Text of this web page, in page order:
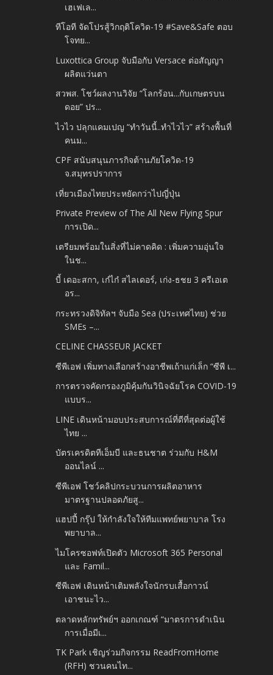
เฮเฟเล...
ทีโอที จัดโปรสู้วิกฤติโควิด-19 #Save&Safe ตอบ
โจทย...
Luxottica Group จับมือกับ Versace ต่อสัญญา
ผลิตแว่นตา
สวพส. โชว์ผลงานวิจัย “โลกร้อน...กับเกษตรบน
ดอย” ปร...
ไวไว ปลุกแคมเปญ “ทำวันนี้..ทำไวไว” สร้างพื้นที่
คนม...
CPF สนับสนุนภารกิจต้านภัยโควิด-19
จ.สมุทรปราการ
เที่ยวเมืองไทยประหยัดกว่าไปญี่ปุ่น
Private Preview of The All New Flying Spur
การเปิด...
เตรียมพร้อมในสิ่งที่ไม่คาดคิด : เพิ่มความอุ่นใจ
ในช...
บี้ เดอะสกา, เก๋ไก๋ สไลเดอร์, เก่ง-ธชย 3 ครีเอเต
อร...
กระทรวงดิจิทัลฯ จับมือ Sea (ประเทศไทย) ช่วย
SMEs –...
CELINE CHASSEUR JACKET
ซีพีเอฟ เพิ่มทางเลือกสร้างอาชีพเถ้าแก่เล็ก “ซีพี เ...
การตรวจคัดกรองภูมิคุ้มกันวินิจฉัยโรค COVID-19
แบบร...
LINE เดินหน้ามอบประสบการณ์ที่ดีที่สุดต่อผู้ใช้
ไทย ...
บัตรเครดิตทีเอ็มบี และธนชาต ร่วมกับ H&M
ออนไลน์ ...
ซีพีเอฟ โชว์คลิปกระบวนการผลิตอาหาร
มาตรฐานปลอดภัยสู...
แฮปปี้ กรุ๊ป ให้กำลังใจให้ทีมแพทย์พยาบาล โรง
พยาบาล...
ไมโครซอฟท์เปิดตัว Microsoft 365 Personal
และ Famil...
ซีพีเอฟ เดินหน้าเติมพลังใจนักรบเสื้อกาวน์
เอาชนะไว...
ตลาดหลักทรัพย์ฯ ออกเกณฑ์ “มาตรการดำเนิน
การเมื่อมีเ...
TK Park เชิญร่วมกิจกรรม ReadFromHome
(RFH) ชวนคนไท...